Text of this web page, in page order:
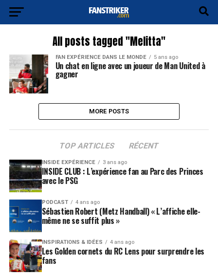
All posts tagged "Melitta"
FAN EXPÉRIENCE DANS LE MONDE 5 ans ago
Un chat en ligne avec un joueur de Man United à
gagner
MORE POSTS
TOP ARTICLES RÉCENT
INSIDE EXPÉRIENCE 3 ans ago
INSIDE CLUB : L’expérience fan au Parc des Princes
avec le PSG
PODCAST 4 ans ago
Sébastien Robert (Metz Handball) « L’affiche elle-
même ne se suffit plus »
INSPIRATIONS & IDÉES 4 ans ago
Les Golden cornets du RC Lens pour surprendre les
fans